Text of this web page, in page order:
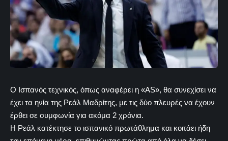
Ο Ισπανός τεχνικός, όπως αναφέρει η «AS», θα συνεχίσει να
έχει τα ηνία της Ρεάλ Μαδρίτης, με τις δύο πλευρές να έχουν
έρθει σε συμφωνία για ακόμα 2 χρόνια.
Η Ρεάλ κατέκτησε το ισπανικό πρωτάθλημα και κοιτάει ήδη